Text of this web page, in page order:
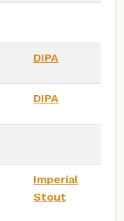
DIPA
DIPA
Imperial
Stout